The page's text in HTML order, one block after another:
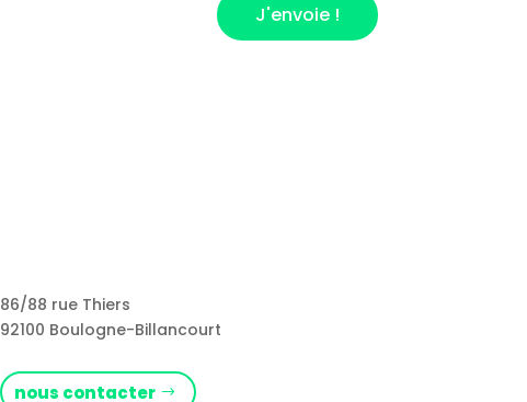
J'envoie !
86/88 rue Thiers
92100 Boulogne-Billancourt
nous contacter